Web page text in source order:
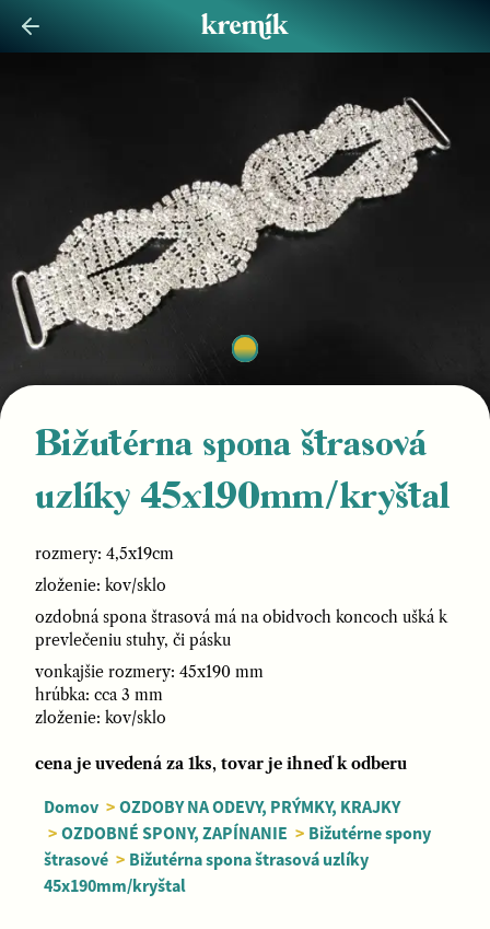
Bižutérna spona štrasová
uzlíky 45x190mm/kryštal
rozmery: 4,5x19cm
zloženie: kov/sklo
ozdobná spona štrasová má na obidvoch koncoch ušká k
prevlečeniu stuhy, či pásku
vonkajšie rozmery: 45x190 mm
hrúbka: cca 3 mm
zloženie: kov/sklo
cena je uvedená za 1ks, tovar je ihneď k odberu
Domov > OZDOBY NA ODEVY, PRÝMKY, KRAJKY
> OZDOBNÉ SPONY, ZAPÍNANIE > Bižutérne spony
štrasové > Bižutérna spona štrasová uzlíky
45x190mm/kryštal